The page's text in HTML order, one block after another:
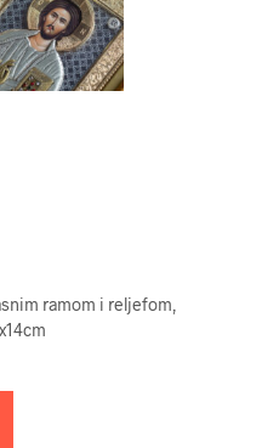
ramom i reljefom,